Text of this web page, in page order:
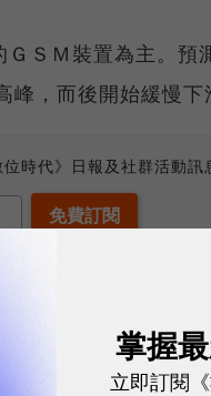
ＳＭ裝置為主。預
，而後開始緩慢下
時代》日報及社群活動訊
穩健上升，亞太區
掌握
立即訂閱